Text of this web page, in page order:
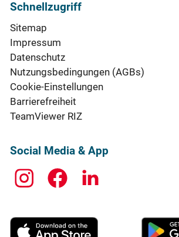
Schnellzugriff
Sitemap
Impressum
Datenschutz
Nutzungsbedingungen (AGBs)
Cookie-Einstellungen
Barrierefreiheit
TeamViewer RIZ
Social Media & App